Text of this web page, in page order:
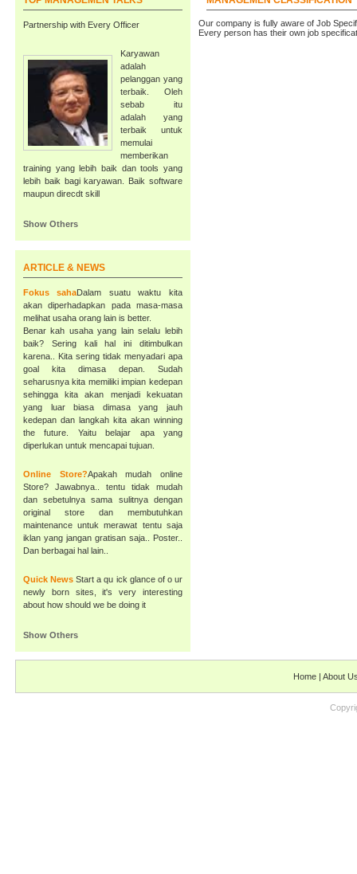
Partnership with Every Officer
Karyawan
adalah
pelanggan yang
terbaik. Oleh
sebab itu
adalah yang
terbaik untuk
memulai
memberikan
training yang lebih baik dan tools yang
lebih baik bagi karyawan. Baik software
maupun direcdt skill
Show Others
ARTICLE & NEWS
Fokus sahaDalam suatu waktu kita
akan diperhadapkan pada masa-masa
melihat usaha orang lain is better.
Benar kah usaha yang lain selalu lebih
baik? Sering kali hal ini ditimbulkan
karena.. Kita sering tidak menyadari apa
goal kita dimasa depan. Sudah
seharusnya kita memiliki impian kedepan
sehingga kita akan menjadi kekuatan
yang luar biasa dimasa yang jauh
kedepan dan langkah kita akan winning
the future. Yaitu belajar apa yang
diperlukan untuk mencapai tujuan.
Online Store?Apakah mudah online
Store? Jawabnya.. tentu tidak mudah
dan sebetulnya sama sulitnya dengan
original store dan membutuhkan
maintenance untuk merawat tentu saja
iklan yang jangan gratisan saja.. Poster..
Dan berbagai hal lain..
Quick NewsStart a qu ick glance of o ur
newly born sites, it's very interesting
about how should we be doing it
Show Others
Our company is fully aware of Job
Every person has their own job
Home | About